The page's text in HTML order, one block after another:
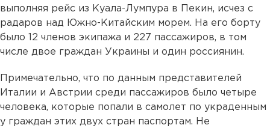
выполняя рейс из Куала-Лумпура в Пекин, исчез с
радаров над Южно-Китайским морем. На его борту
было 12 членов экипажа и 227 пассажиров, в том
числе двое граждан Украины и один россиянин.
Примечательно, что по данным представителей
Италии и Австрии среди пассажиров было четыре
человека, которые попали в самолет по украденным
у граждан этих двух стран паспортам. Не